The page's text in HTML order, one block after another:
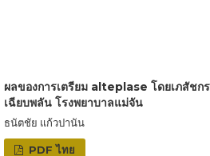
ผลของการเตรียม alteplase โดยเภสัชก
เฉียบพลัน โรงพยาบาลแม่จัน
ธนัตชัย แก้วปานัน
PDF ไทย